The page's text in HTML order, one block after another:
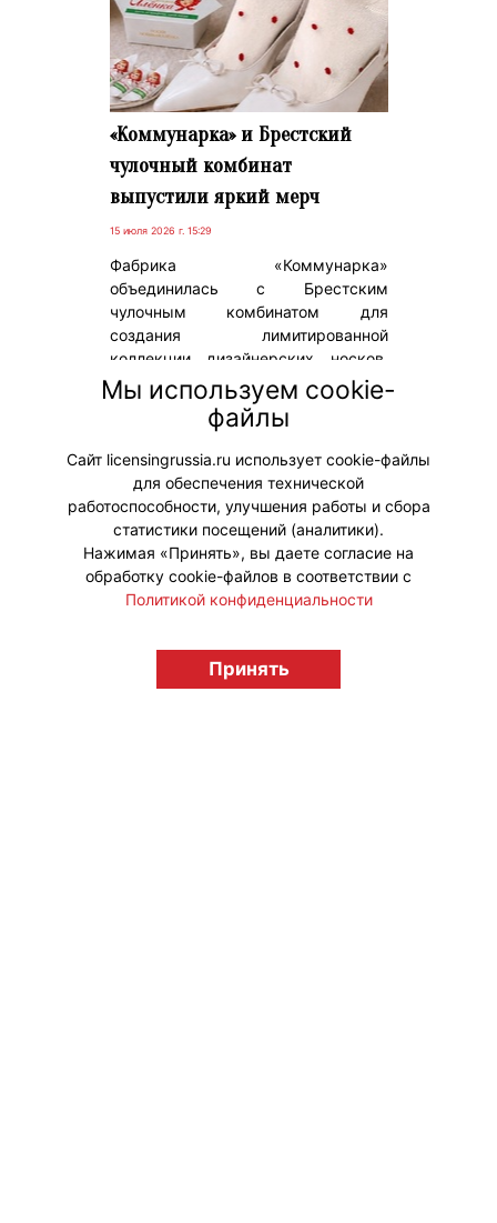
«Коммунарка» и Брестский
чулочный комбинат
выпустили яркий мерч
15 июля 2026 г. 15:29
Фабрика «Коммунарка»
объединилась с Брестским
чулочным комбинатом для
создания лимитированной
коллекции дизайнерских носков.
Главным вдохновением для новой
линейки стали легендарные
конфеты – «Любимая Аленка» и
«Столичные».
#Коллаборации
licensingrussia.ru, 2009-2026 12+
Мы используем cookie-
файлы
Сайт licensingrussia.ru использует cookie-файлы
для обеспечения технической
работоспособности, улучшения работы и сбора
статистики посещений (аналитики).
Нажимая «Принять», вы даете согласие на
обработку cookie-файлов в соответствии с
Политикой конфиденциальности
Принять